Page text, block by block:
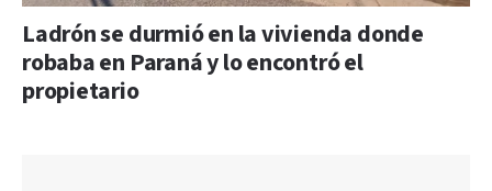
Ladrón se durmió en la vivienda donde
robaba en Paraná y lo encontró el
propietario